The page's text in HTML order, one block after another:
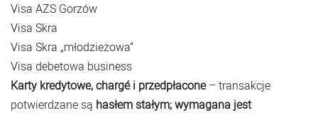
Visa AZS Gorzów
Visa Skra
Visa Skra „młodzieżowa”
Visa debetowa business
Karty kredytowe, chargé i przedpłacone– transakcje
potwierdzane są hasłem stałym;wymagana jest